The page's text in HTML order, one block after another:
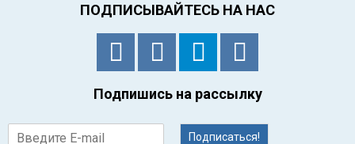
ПОДПИСЫВАЙТЕСЬ НА НАС
Подпишись на рассылку
Подписаться!